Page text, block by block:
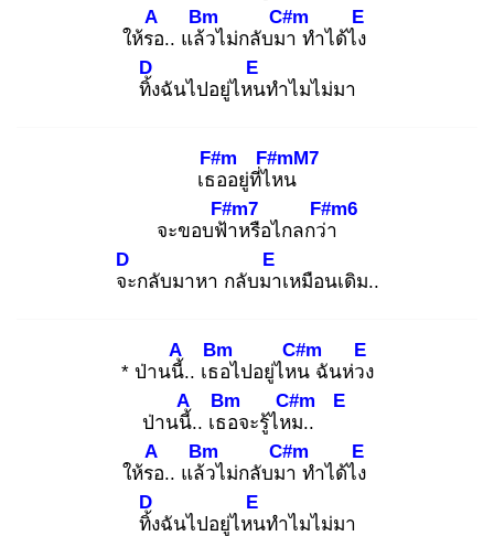
ให้รอ
A
.. แล้ว
Bm
ไม่กลับมา
C#m
ทำได้ไง
E
ทิ้ง
D
ฉันไปอยู่ไหน
E
ทำไมไม่มา
เธอ
F#m
อยู่ที่ไห
F#mM7
น
จะขอบฟ้า
F#m7
หรือไกลกว่า
F#m6
จะ
D
กลับมาหา กลับมา
E
เหมือนเดิม..
* ป่านนี้.
A
. เธอ
Bm
ไปอยู่ไหน
C#m
ฉันห่วง
E
ป่านนี้.
A
. เธอ
Bm
จะรู้ไหม
C#m
..
E
ให้รอ
A
.. แล้ว
Bm
ไม่กลับมา
C#m
ทำได้ไง
E
ทิ้ง
D
ฉันไปอยู่ไหน
E
ทำไมไม่มา